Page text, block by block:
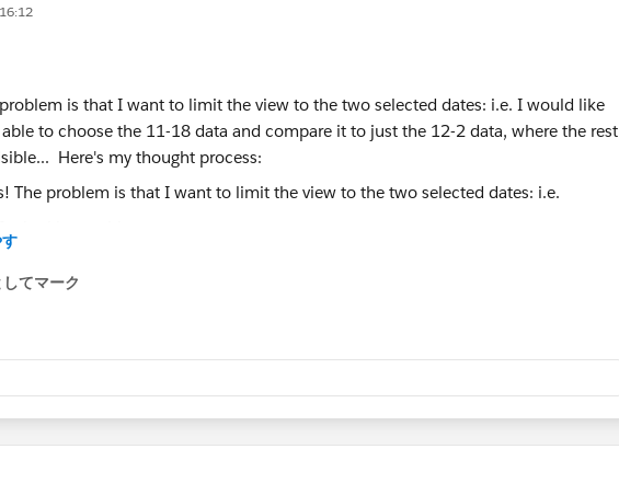
is that I want to limit the view to the two selected dates: i.e. I would like
to choose the 11-18 data and compare it to just the 12-2 data, where the rest
Here's my thought process:
てマーク